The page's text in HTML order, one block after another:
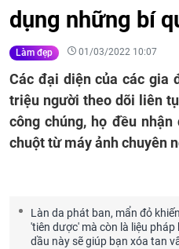
dụng những bí
Làm đẹp 01/03/2022 10:07
Các đại diện của các gia
triệu người theo dõi liên
công chúng, họ đều
chuột từ máy ảnh chuyên
Làn da phát ban, mẩn đỏ
'tiên dược' mà còn là liệu
dầu này sẽ giúp bạn xóa tan